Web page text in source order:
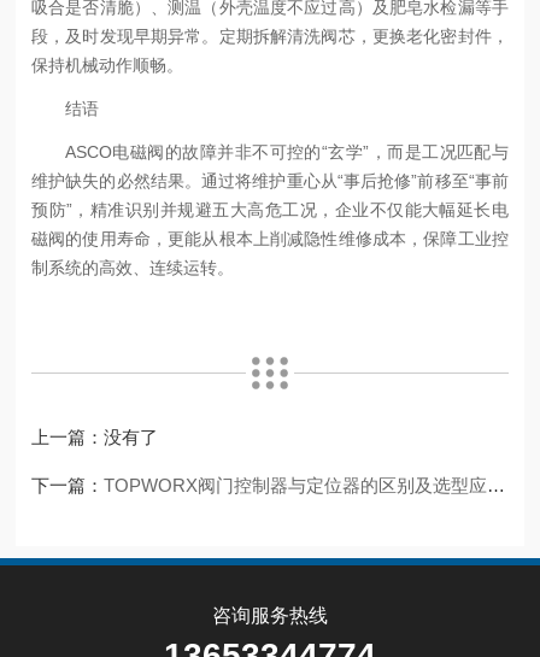
吸合是否清脆）、测温（外壳温度不应过高）及肥皂水检漏等手
段，及时发现早期异常。定期拆解清洗阀芯，更换老化密封件，
保持机械动作顺畅。
结语
ASCO电磁阀的故障并非不可控的“玄学”，而是工况匹配与
维护缺失的必然结果。通过将维护重心从“事后抢修”前移至“事前
预防”，精准识别并规避五大高危工况，企业不仅能大幅延长电
磁阀的使用寿命，更能从根本上削减隐性维修成本，保障工业控
制系统的高效、连续运转。
上一篇：没有了
下一篇：TOPWORX阀门控制器与定位器的区别及选型应用指南
咨询服务热线